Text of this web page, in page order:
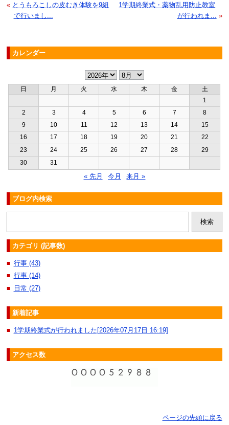
« とうもろこしの皮むき体験を9組
で行いまし...
1学期終業式・薬物乱用防止教室
が行われま... »
カレンダー
日 月 火 水 木 金
土
1
2
3 4 5 6 7
8
9
10 11 12 13 14
15
16
17 18 19 20 21
22
23
24 25 26 27 28
29
30
31
« 先月 今月 来月 »
ブログ内検索
カテゴリ (記事数)
■ 行事 (43)
■ 行事 (14)
■ 日常 (27)
新着記事
■ 1学期終業式が行われました[2026年07月17日 16:19]
アクセス数
ページの先頭に戻る